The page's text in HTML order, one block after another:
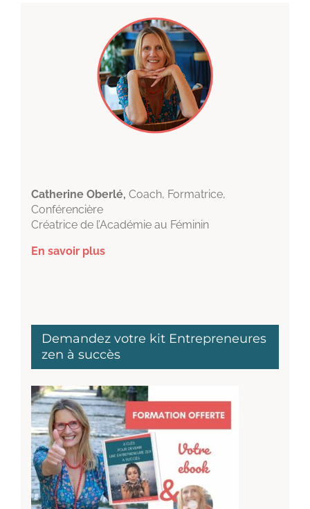
Catherine Oberlé, Coach, Formatrice,
Conférencière
Créatrice de l’Académie au Féminin
En savoir plus
Demandez votre kit Entrepreneures
zen à succès